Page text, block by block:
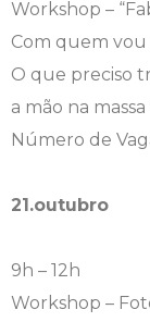
Workshop –
Com quem
O que preciso
a mão na massa
Número de
21.outubro
9h – 12h
Workshop –